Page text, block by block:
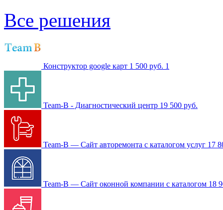
Все решения
Конструктор google карт 1 500 руб. 1
Team-B - Диагностический центр 19 500 руб.
Team-B — Сайт авторемонта с каталогом услуг 17
Team-B — Сайт оконной компании с каталогом 18